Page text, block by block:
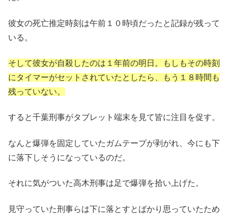
彼女の死亡推定時刻は午前１０時頃だったと記録が残って
いる。
そして彼女が自殺したのは１年前の明日。もしもその時刻
にタイマーがセットされていたとしたら、もう１８時間も
残っていない。
すると千葉刑事がタブレット端末を見て皆に注目を促す。
なんと爆弾を固定していたガムテープが剥がれ、今にも下
に落下しそうになっているのだ。
それに気がついた高木刑事は足で爆弾を拾い上げた。
見守っていた刑事らは下に落とすとばかり思っていたため